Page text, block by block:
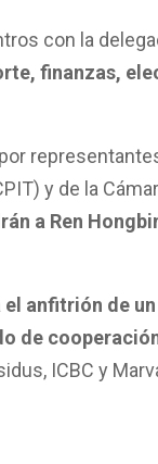
con la
finanzas,
y de la
a Ren
el anfitrión de
de
ICBC y